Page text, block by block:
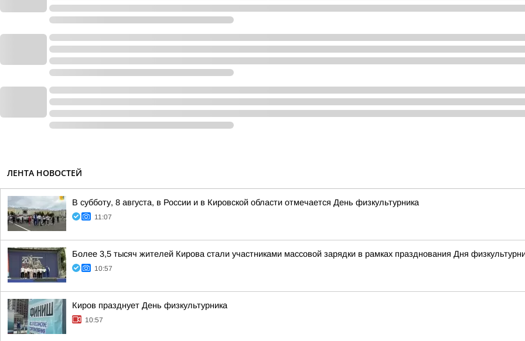
ЛЕНТА НОВОСТЕЙ
В субботу, 8 августа, в России и в Кировской области отмечается День физкультурника
11:07
Более 3,5 тысяч жителей Кирова стали участниками массовой зарядки в рамках празднования Дня
10:57
Киров празднует День физкультурника
10:57